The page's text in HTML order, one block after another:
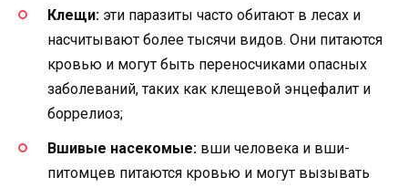
Клещи: эти паразиты часто обитают в лесах и
насчитывают более тысячи видов. Они питаются
кровью и могут быть переносчиками опасных
заболеваний, таких как клещевой энцефалит и
боррелиоз;
Вшивые насекомые: вши человека и вши-
питомцев питаются кровью и могут вызывать